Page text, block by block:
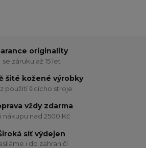
originality
se záruku až 15 let
šité kožené výrobky
použití šicícho stroje
vždy zdarma
nákupu nad 2500 Kč
síť výdejen
i do zahraničí